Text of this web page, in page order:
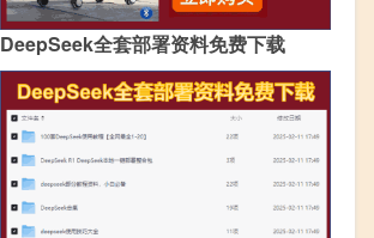
DeepSeek全套部署资料免费下载